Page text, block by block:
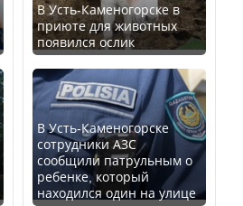
В России введены
дополнительные
ограничения для
казахстанских прав
В Усть-Каменогорске в
приюте для животных
появился ослик
В Усть-Каменогорске
сотрудники АЗС
сообщили патрульным о
ребенке, который
находился один на улице